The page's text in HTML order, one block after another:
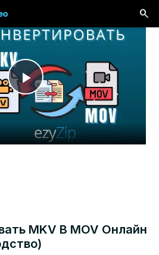
Play
Video
MKV В MOV Онлайн